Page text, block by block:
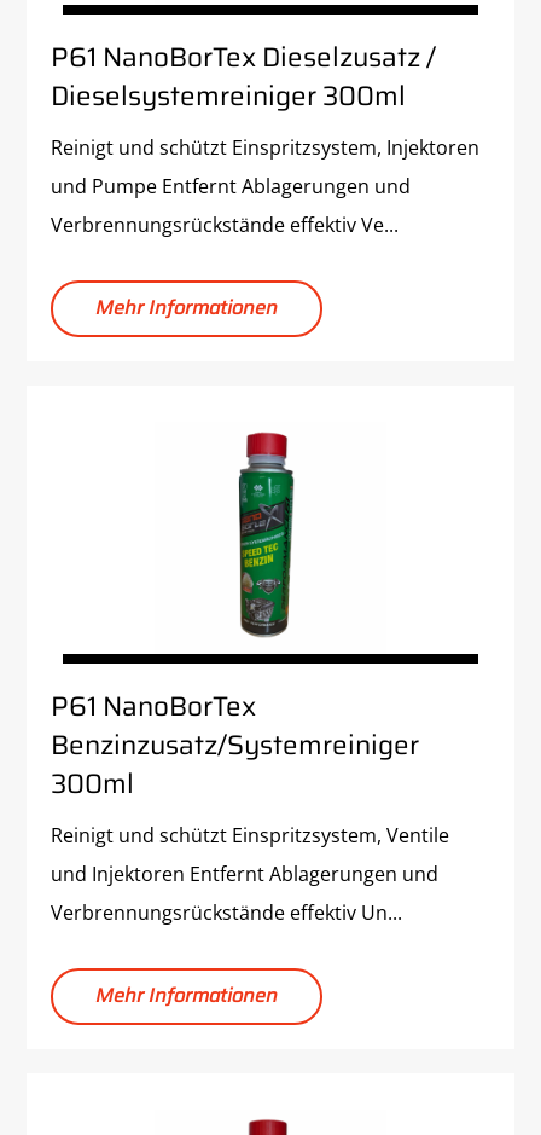
P61 NanoBorTex Dieselzusatz /
Dieselsystemreiniger 300ml
Reinigt und schützt Einspritzsystem, Injektoren
und Pumpe Entfernt Ablagerungen und
Verbrennungsrückstände effektiv Ve...
Mehr Informationen
P61 NanoBorTex
Benzinzusatz/Systemreiniger
300ml
Reinigt und schützt Einspritzsystem, Ventile
und Injektoren Entfernt Ablagerungen und
Verbrennungsrückstände effektiv Un...
Mehr Informationen